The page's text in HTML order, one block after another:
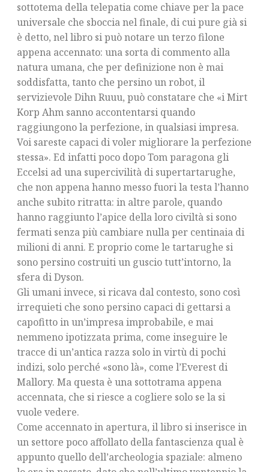
sottotema della telepatia come chiave per la pace
universale che sboccia nel finale, di cui pure già si
è detto, nel libro si può notare un terzo filone
appena accennato: una sorta di commento alla
natura umana, che per definizione non è mai
soddisfatta, tanto che persino un robot, il
servizievole Dihn Ruuu, può constatare che «i Mirt
Korp Ahm sanno accontentarsi quando
raggiungono la perfezione, in qualsiasi impresa.
Voi sareste capaci di voler migliorare la perfezione
stessa». Ed infatti poco dopo Tom paragona gli
Eccelsi ad una supercivilità di supertartarughe,
che non appena hanno messo fuori la testa l’hanno
anche subito ritratta: in altre parole, quando
hanno raggiunto l’apice della loro civiltà si sono
fermati senza più cambiare nulla per centinaia di
milioni di anni. E proprio come le tartarughe si
sono persino costruiti un guscio tutt’intorno, la
sfera di Dyson.
Gli umani invece, si ricava dal contesto, sono così
irrequieti che sono persino capaci di gettarsi a
capofitto in un’impresa improbabile, e mai
nemmeno ipotizzata prima, come inseguire le
tracce di un’antica razza solo in virtù di pochi
indizi, solo perché «sono là», come l’Everest di
Mallory. Ma questa è una sottotrama appena
accennata, che si riesce a cogliere solo se la si
vuole vedere.
Come accennato in apertura, il libro si inserisce in
un settore poco affollato della fantascienza qual è
appunto quello dell’archeologia spaziale: almeno